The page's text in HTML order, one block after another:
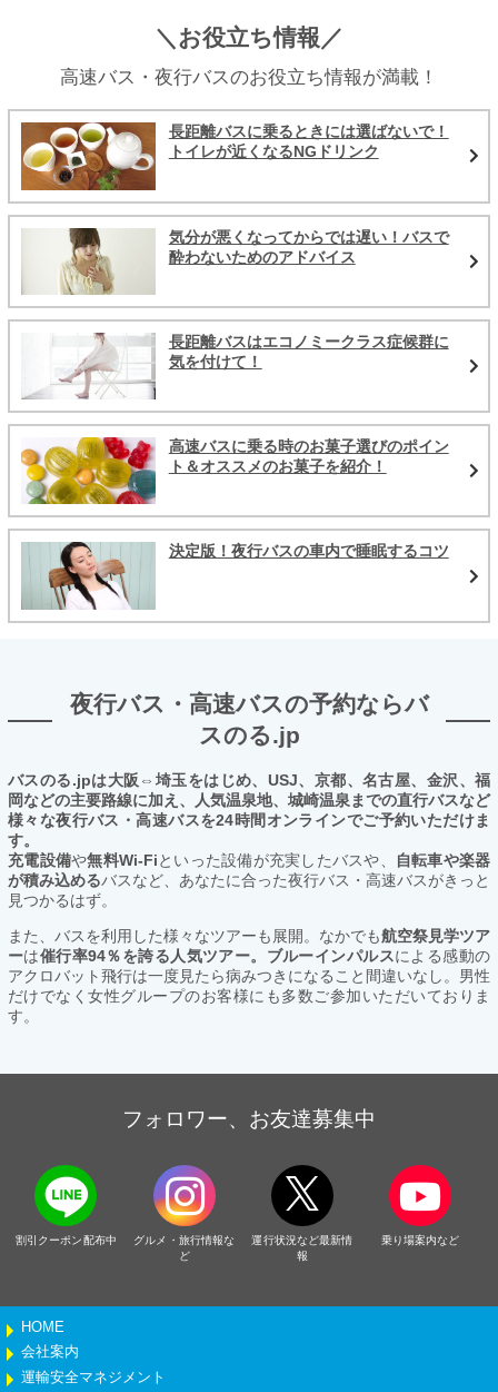
＼お役立ち情報／
高速バス・夜行バスのお役立ち情報が満載！
長距離バスに乗るときには選ばないで！
トイレが近くなるNGドリンク
気分が悪くなってからでは遅い！バスで
酔わないためのアドバイス
長距離バスはエコノミークラス症候群に
気を付けて！
高速バスに乗る時のお菓子選びのポイン
ト＆オススメのお菓子を紹介！
決定版！夜行バスの車内で睡眠するコツ
夜行バス・高速バスの予約ならバ
スのる.jp
バスのる.jpは大阪⇔埼玉をはじめ、USJ、京都、名古屋、金沢、福
岡などの主要路線に加え、人気温泉地、城崎温泉までの直行バスなど
様々な夜行バス・高速バスを24時間オンラインでご予約いただけま
す。
充電設備や無料Wi-Fiといった設備が充実したバスや、
自転車や楽器
が積み込めるバスなど、あなたに合った夜行バス・高速バスがきっと
見つかるはず。
また、バスを利用した様々なツアーも展開。なかでも航空祭見学ツア
ーは催行率94％を誇る人気ツアー。ブルーインパルスによる感動の
アクロバット飛行は一度見たら病みつきになること間違いなし。男性
だけでなく女性グループのお客様にも多数ご参加いただいておりま
す。
フォロワー、お友達募集中
割引クーポン配布中
グルメ・旅行情報な
ど
運行状況など最新情
報
乗り場案内など
HOME
会社案内
運輸安全マネジメント